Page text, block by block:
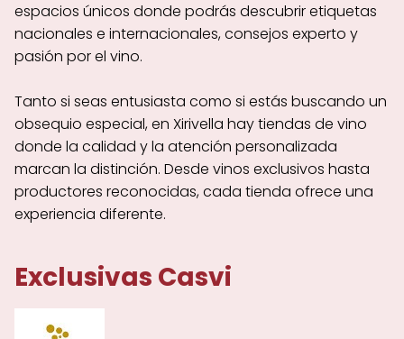
espacios únicos donde podrás descubrir etiquetas
nacionales e internacionales, consejos experto y
pasión por el vino.
Tanto si seas entusiasta como si estás buscando un
obsequio especial, en Xirivella hay tiendas de vino
donde la calidad y la atención personalizada
marcan la distinción. Desde vinos exclusivos hasta
productores reconocidas, cada tienda ofrece una
experiencia diferente.
Exclusivas Casvi